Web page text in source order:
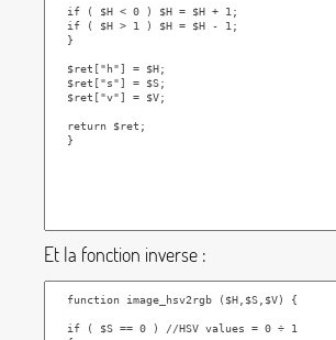
Et la fonction inverse :